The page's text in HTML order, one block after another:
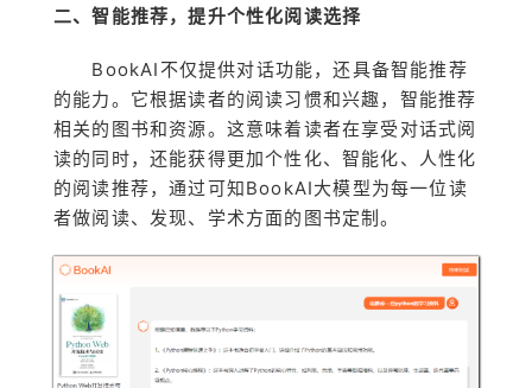
二、智能推荐，提升个性化阅读选择
BookAI不仅提供对话功能，还具备智能推荐
的能力。它根据读者的阅读习惯和兴趣，智能推荐
相关的图书和资源。这意味着读者在享受对话式阅
读的同时，还能获得更加个性化、智能化、人性化
的阅读推荐，通过可知BookAI大模型为每一位读
者做阅读、发现、学术方面的图书定制。